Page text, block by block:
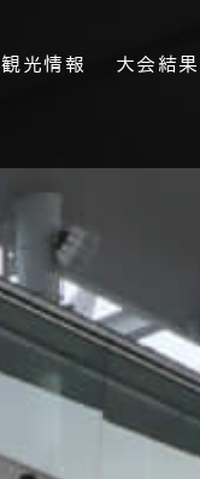
観光情報 大会結果